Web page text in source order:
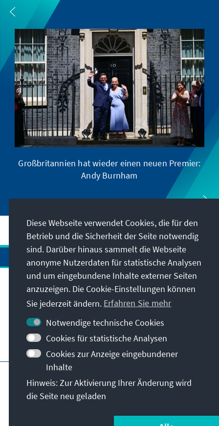
Großbritannien hat wieder einen neuen Premier:
Andy Burnham
Anschrift
Kontakt
Besuchen Sie auch
Hauptseite der KAS
Nutzungsbedingungen
Erklärung zur Barrierefreiheit
© Konrad-Adenauer-Stiftung e.V. 2026
Diese Webseite verwendet Cookies, die für den
Betrieb und die Sicherheit der Seite notwendig
sind. Darüber hinaus sammelt die Webseite
anonyme Nutzerdaten für statistische Analysen
und um eingebundene Inhalte externer Seiten
anzuzeigen. Die Cookie-Einstellungen können
Sie jederzeit ändern. Erfahren Sie mehr
Notwendige technische Cookies
Cookies für statistische Analysen
Cookies zur Anzeige eingebundener
Inhalte
Hinweis: Zur Aktivierung Ihrer Änderung wird
die Seite neu geladen